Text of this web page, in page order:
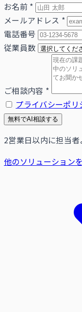
お名前 *
メールアドレス *
電話番号
従業員数
ご相談内容 *
プライバシーポリ
無料でAI相談する
2営業日以内に担当
他のソリューション